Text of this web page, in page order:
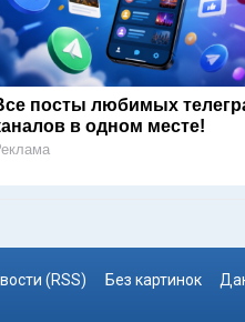
посты любимых
в одном месте!
(RSS) Без картинок